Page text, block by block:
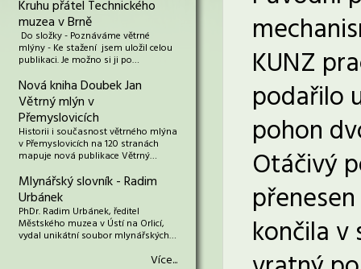
Kruhu přátel Technického
muzea v Brně
Do složky - Poznáváme větrné
mlýny - Ke stažení jsem uložil celou
publikaci. Je možno si ji po…
Nová kniha Doubek Jan
Větrný mlýn v
Přemyslovicích
Historii i současnost větrného mlýna
v Přemyslovicích na 120 stranách
mapuje nová publikace Větrný…
Mlynářský slovník - Radim
Urbánek
PhDr. Radim Urbánek, ředitel
Městského muzea v Ústí na Orlicí,
vydal unikátní soubor mlynářských…
Více...
KUNZ
podařilo
pohon
Otáčivý
končila